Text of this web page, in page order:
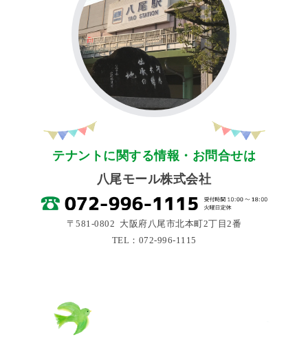
テナントに関する情報・お問合せは
八尾モール株式会社
〒581-0802 大阪府八尾市北本町2丁目2番
TEL：072-996-1115